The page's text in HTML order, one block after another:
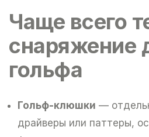
Чаще всего
снаряжение
гольфа
Гольф-клюшки —
драйверы или паттеры,